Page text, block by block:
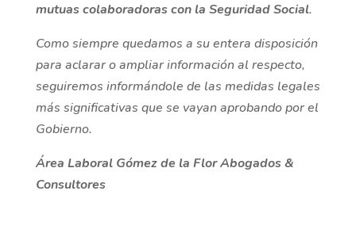
mutuas colaboradoras con la Seguridad Social.
Como siempre quedamos a su entera disposición
para aclarar o ampliar información al respecto,
seguiremos informándole de las medidas legales
más significativas que se vayan aprobando por el
Gobierno.
Área Laboral Gómez de la Flor Abogados &
Consultores